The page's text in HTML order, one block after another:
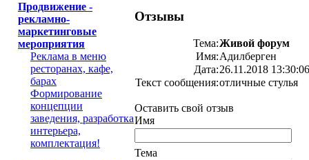
Продвижение -
рекламно-
маркетинговые
мероприятия
Реклама в меню
ресторанах, кафе,
барах
Формирование
концепции
заведения, разработка
интерьера,
комплектация!
Отзывы
Тема:Живой форум
Имя:Адилберген
Дата:26.11.2018 13:30:06
Текст сообщения:отличные стулья
Оставить свой отзыв
Имя
Тема